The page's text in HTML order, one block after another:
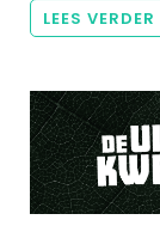
LEES VERDER